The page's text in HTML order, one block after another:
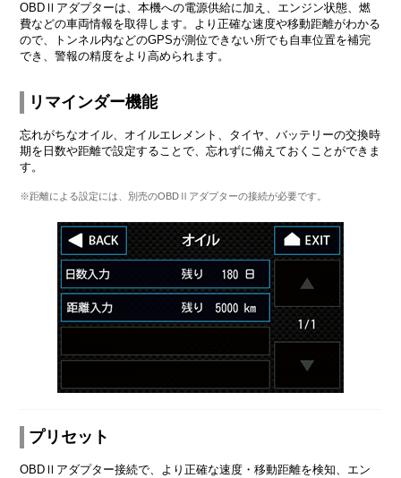
OBDⅡアダプターは、本機への電源供給に加え、エンジン状態、燃
費などの車両情報を取得します。より正確な速度や移動距離がわかる
ので、トンネル内などのGPSが測位できない所でも自車位置を補完
でき、警報の精度をより高められます。
リマインダー機能
忘れがちなオイル、オイルエレメント、タイヤ、バッテリーの交換時
期を日数や距離で設定することで、忘れずに備えておくことができま
す。
※距離による設定には、別売のOBDⅡアダプターの接続が必要です。
プリセット
OBDⅡアダプター接続で、より正確な速度・移動距離を検知、エン